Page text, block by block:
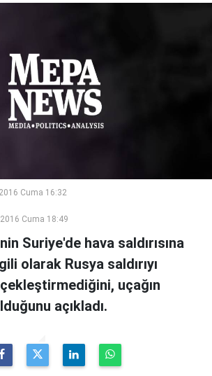
Cuma 16:32
Cuma 18:49
Suriye'de hava saldırısına
olarak Rusya saldırıyı
uçağın
açıkladı.